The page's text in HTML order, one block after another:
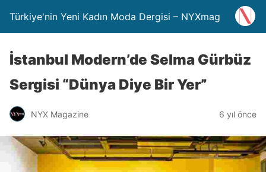
Türkiye'nin Yeni Kadın Moda Dergisi – NYXmag
İstanbul Modern’de Selma Gürbüz
Sergisi “Dünya Diye Bir Yer”
NYX Magazine 6 yıl önce